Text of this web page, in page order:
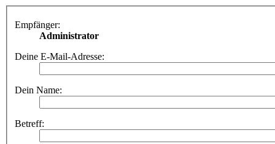
Empfänger:
Administrator
Deine E-Mail-Adresse:
Dein Name:
Betreff: